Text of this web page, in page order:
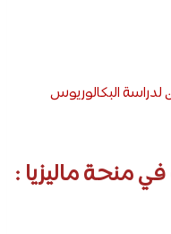
لدراسة البكالوريوس
منحة ماليزيا :